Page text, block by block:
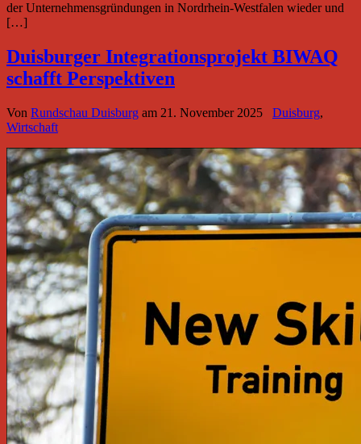
der Unternehmensgründungen in Nordrhein-Westfalen wieder und
[…]
Duisburger Integrationsprojekt BIWAQ
schafft Perspektiven
Von Rundschau Duisburg am 21. November 2025 Duisburg,
Wirtschaft